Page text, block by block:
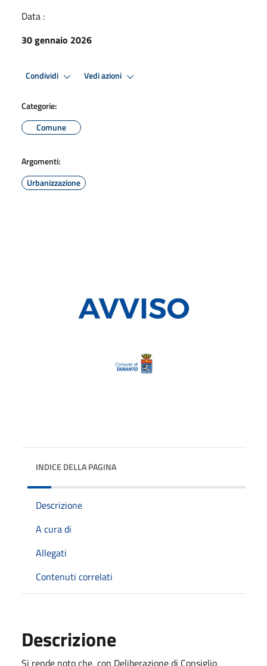
Data :
30 gennaio 2026
Condividi Vedi azioni
Categorie:
Comune
Argomenti:
Urbanizzazione
INDICE DELLA PAGINA
Descrizione
A cura di
Allegati
Contenuti correlati
Descrizione
Si rende noto che, con Deliberazione di Consiglio